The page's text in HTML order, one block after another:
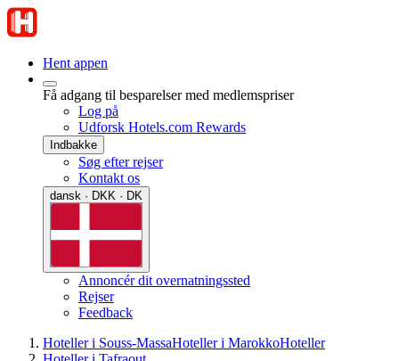
Hent appen
Få adgang til besparelser med medlemspriser
Log på
Udforsk Hotels.com Rewards
Indbakke
Søg efter rejser
Kontakt os
dansk · DKK · DK
Annoncér dit overnatningssted
Rejser
Feedback
Hoteller i Souss-MassaHoteller i MarokkoHoteller